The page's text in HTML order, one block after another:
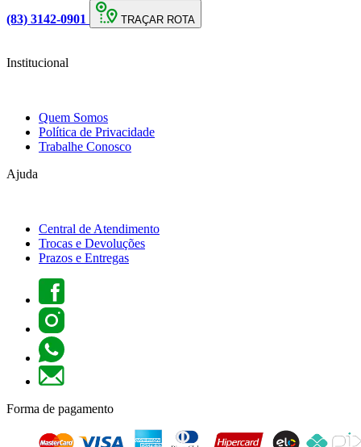
(83) 3142-0901
TRAÇAR ROTA
Institucional
Quem Somos
Política de Privacidade
Trabalhe Conosco
Ajuda
Central de Atendimento
Trocas e Devoluções
Prazos e Entregas
Forma de pagamento